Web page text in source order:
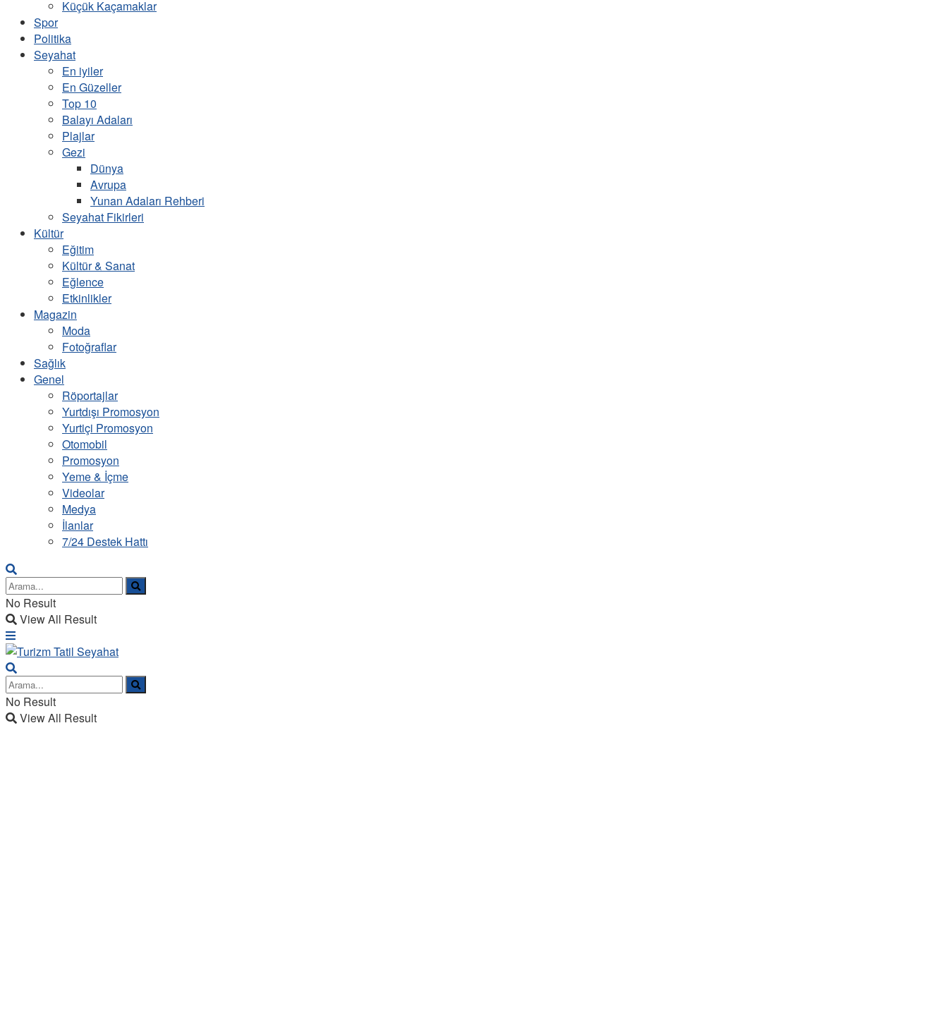
Küçük Kaçamaklar
Spor
Politika
Seyahat
En iyiler
En Güzeller
Top 10
Balayı Adaları
Plajlar
Gezi
Dünya
Avrupa
Yunan Adaları Rehberi
Seyahat Fikirleri
Kültür
Eğitim
Kültür & Sanat
Eğlence
Etkinlikler
Magazin
Moda
Fotoğraflar
Sağlık
Genel
Röportajlar
Yurtdışı Promosyon
Yurtiçi Promosyon
Otomobil
Promosyon
Yeme & İçme
Videolar
Medya
İlanlar
7/24 Destek Hattı
No Result
View All Result
No Result
View All Result